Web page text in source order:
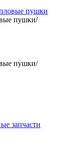
пушки
пушки/
пушки/